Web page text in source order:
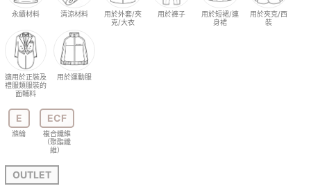
永續材料 清涼材料
用於外套/夾
克/大衣
用於褲子
用於短裙/連
身裙
用於夾克/西
裝
適用於正裝及
禮服類服裝的
面輔料
用於運動服
E
滌綸
ECF
複合纖維
（聚酯纖
維）
OUTLET